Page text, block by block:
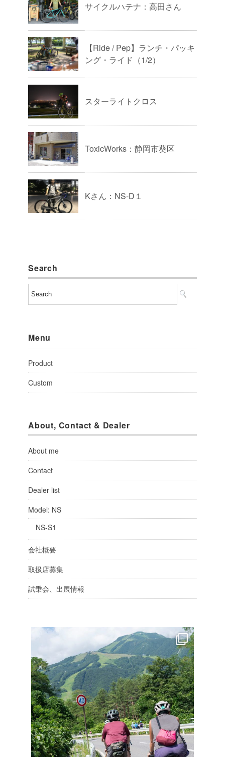
サイクルハテナ：高田さん
【Ride / Pep】ランチ・パッキ
ング・ライド（1/2）
スターライトクロス
ToxicWorks：静岡市葵区
Kさん：NS-D１
Search
Menu
Product
Custom
About, Contact & Dealer
About me
Contact
Dealer list
Model: NS
NS-S1
会社概要
取扱店募集
試乗会、出展情報